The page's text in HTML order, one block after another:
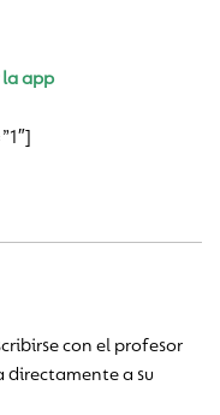
la app
con el profesor
directamente a su